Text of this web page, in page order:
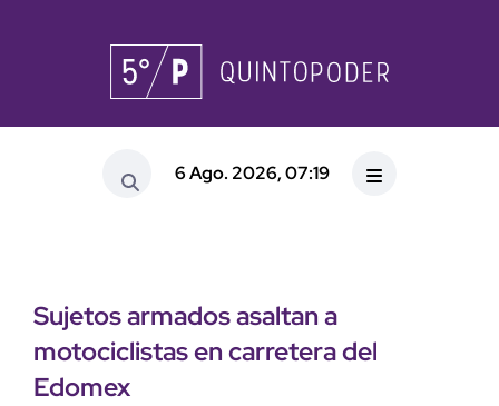
6 Ago. 2026, 07:19
Sujetos armados asaltan a
motociclistas en carretera del
Edomex